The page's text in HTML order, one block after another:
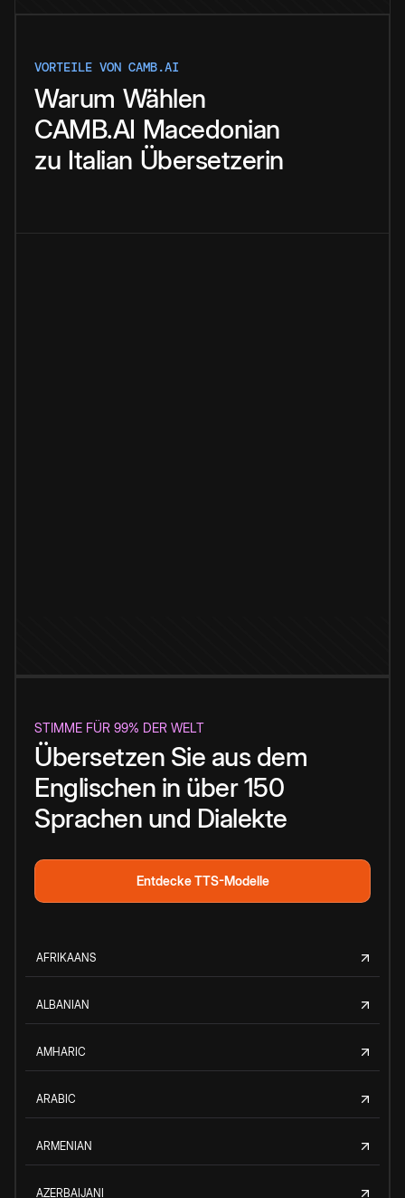
VORTEILE VON CAMB.AI
Warum Wählen
CAMB.AI Macedonian
zu Italian Übersetzerin
STIMME FÜR 99% DER WELT
Übersetzen Sie aus dem
Englischen in über 150
Sprachen und Dialekte
Entdecke TTS-Modelle
AFRIKAANS
ALBANIAN
AMHARIC
ARABIC
ARMENIAN
AZERBAIJANI